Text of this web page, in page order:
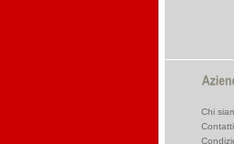
Chi
Contatti